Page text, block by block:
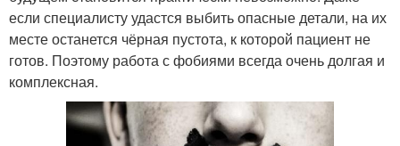
если специалисту удастся выбить опасные детали, на их
месте останется чёрная пустота, к которой пациент не
готов. Поэтому работа с фобиями всегда очень долгая и
комплексная.